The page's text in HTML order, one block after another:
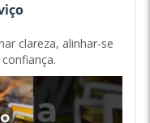
clareza, alinhar-se